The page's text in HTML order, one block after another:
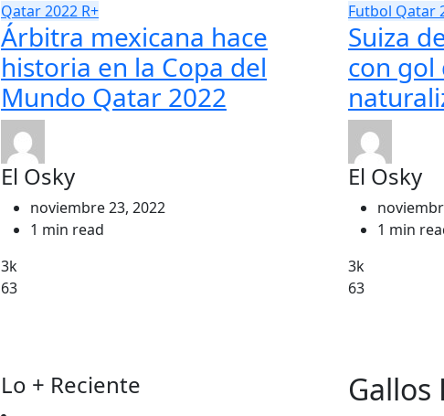
Qatar 2022 R+
Árbitra mexicana hace
historia en la Copa del
Mundo Qatar 2022
El Osky
noviembre 23, 2022
1 min read
3k
63
Futbol Qatar
Suiza
con
El Osky
1 min
3k
63
Lo + Reciente Gallos